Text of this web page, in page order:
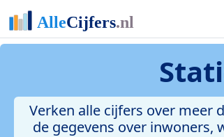
Verken alle cijfers over meer
de gegevens over inwoners,